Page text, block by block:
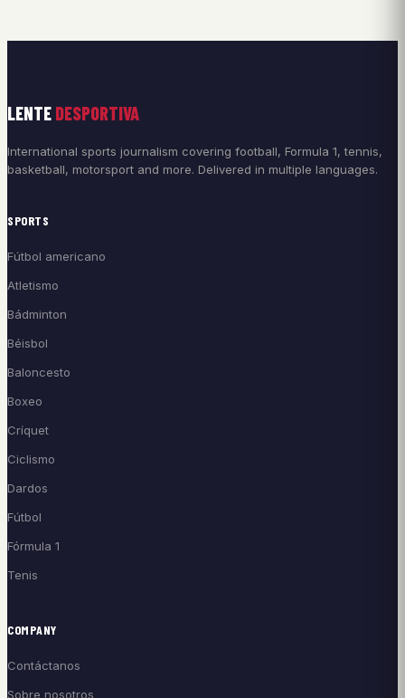
LENTE DESPORTIVA
International sports journalism covering football, Formula 1, tennis,
basketball, motorsport and more. Delivered in multiple languages.
SPORTS
Fútbol americano
Atletismo
Bádminton
Béisbol
Baloncesto
Boxeo
Críquet
Ciclismo
Dardos
Fútbol
Fórmula 1
Tenis
COMPANY
Contáctanos
Sobre nosotros